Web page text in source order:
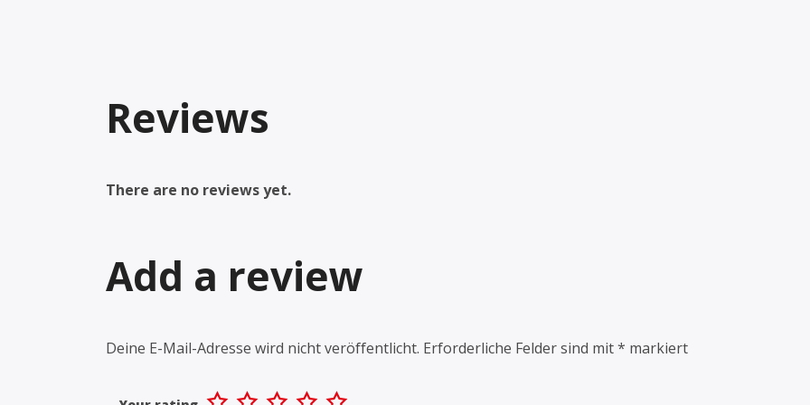
Reviews
There are no reviews yet.
Add a review
Deine E-Mail-Adresse wird nicht veröffentlicht. Erforderliche Felder sind mit* markiert